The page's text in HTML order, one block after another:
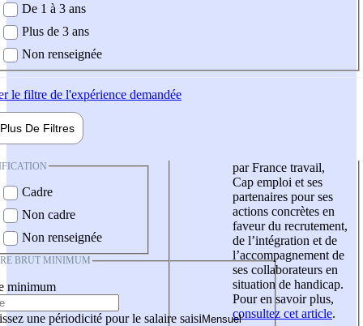
De 1 à 3 ans
Plus de 3 ans
Non renseignée
le filtre de l'expérience demandée
Plus De Filtres
Cadre
Non cadre
Non renseignée
BRUT MINIMUM
minimum
une périodicité pour le salaire saisi
par France travail,
Cap emploi et ses
partenaires pour ses
actions concrètes en
faveur du recrutement,
de l’intégration et de
l’accompagnement de
ses collaborateurs en
situation de handicap.
Pour en savoir plus,
consultez cet article.